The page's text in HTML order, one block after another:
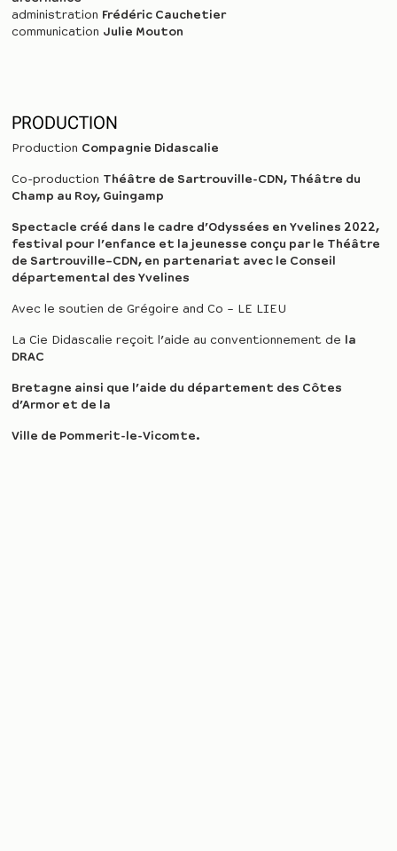
administration Frédéric Cauchetier
communication Julie Mouton
PRODUCTION
Production Compagnie Didascalie
Co-production Théâtre de Sartrouville-CDN, Théâtre du
Champ au Roy, Guingamp
Spectacle créé dans le cadre d’Odyssées en Yvelines 2022,
festival pour l’enfance et la jeunesse conçu par le Théâtre
de Sartrouville–CDN, en partenariat avec le Conseil
départemental des Yvelines
Avec le soutien de Grégoire and Co – LE LIEU
La Cie Didascalie reçoit l’aide au conventionnement de la
DRAC
Bretagne ainsi que l’aide du département des Côtes
d’Armor et de la
Ville de Pommerit-le-Vicomte.